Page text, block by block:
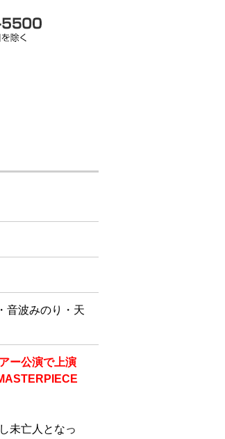
音波みのり・天
ー公演で上演
未亡人となっ